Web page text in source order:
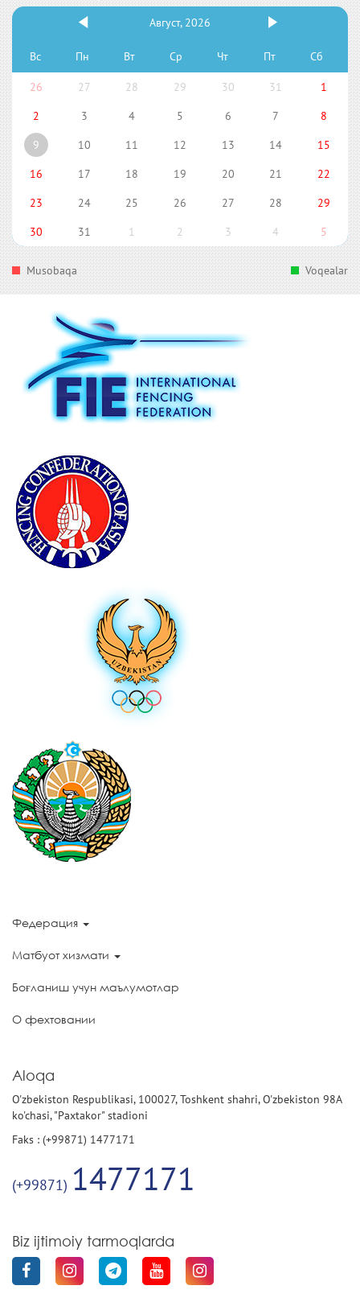
Август, 2026
Вс Пн Вт Ср Чт Пт Сб
26 27 28 29 30 31
1
2
3 4 5 6 7
8
9
10 11 12 13 14
15
16
17 18 19 20 21
22
23
24 25 26 27 28
29
30
31 1 2 3 4 5
Musobaqa Voqealar
Федерация
Матбуот хизмати
Боғланиш учун маълумотлар
О фехтовании
Aloqa
O'zbekiston Respublikasi, 100027, Toshkent shahri, O'zbekiston 98A
ko'chasi, "Paxtakor" stadioni
Faks : (+99871) 1477171
(+99871) 1477171
Biz ijtimoiy tarmoqlarda